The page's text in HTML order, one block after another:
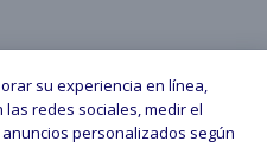
su experiencia en línea,
redes sociales, medir el
personalizados según